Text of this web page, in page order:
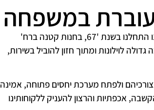
במשפחה
את סיפור ההצלחה שלנו התחלנו בשנת '67, בחנות קטנה ברח'
לוילונות ומתוך חזון להוביל בשירות,
ולפתח מערכת יחסים פתוחה, אמינה
אכפתיות והרצון להעניק ללקוחותינו